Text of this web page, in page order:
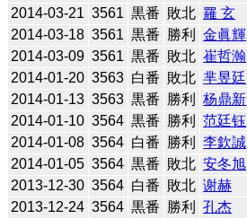
2014-03-21 3561 黒番 敗北 羅 玄
2014-03-18 3561 黒番 勝利 金眞輝
2014-03-09 3561 黒番 敗北 崔哲瀚
2014-01-20 3563 白番 敗北 芈昱廷
2014-01-13 3563 黒番 勝利 杨鼎新
2014-01-10 3564 黒番 勝利 范廷钰
2014-01-08 3564 白番 勝利 李欽誠
2014-01-05 3564 黒番 敗北 安冬旭
2013-12-30 3564 白番 敗北 谢赫
2013-12-24 3564 黒番 勝利 孔杰